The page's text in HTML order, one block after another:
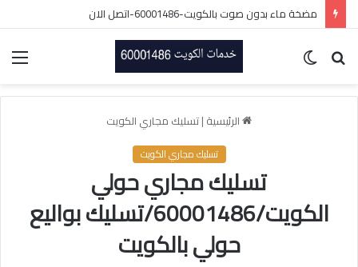
مضخة ماء بدون صوت بالكويت-60001486-اتصل الان
بحث
الرئيسية |تسليك مجاري الكويت
تسليك مجاري الكويت
تسليك مجاري حولي
الكويت/60001486/تسليك بواليع
حولي بالكويت